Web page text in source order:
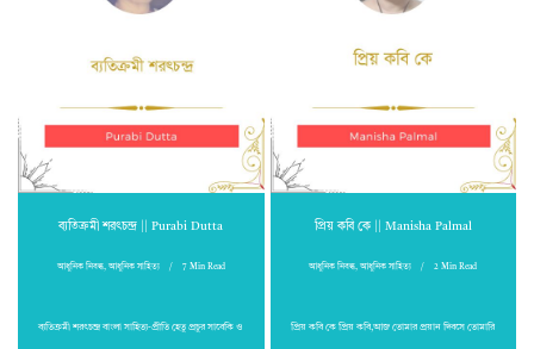
ব্যতিক্রমী শরৎচন্দ্র || Purabi Dutta
আধুনিক নিবন্ধ, আধুনিক সাহিত্য 7 Min Read
ব্যতিক্রমী শরৎচন্দ্র বাংলা সাহিত্য-প্রীতি হেতু প্রচুর সাবেকি ও
প্রিয় কবি কে || Manisha Palmal
আধুনিক নিবন্ধ,আধুনিক সাহিত্য 2 Min Read
প্রিয় কবি কে প্রিয় কবি,আজ তোমার প্রয়ান দিবসে তোমারি